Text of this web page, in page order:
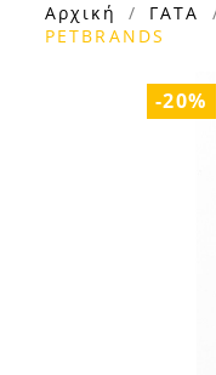
Αρχική ΓΑΤΑ
PETBRANDS
-20%